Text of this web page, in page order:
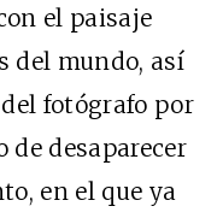
el paisaje
del mundo, así
fotógrafo por
de desaparecer
en el que ya